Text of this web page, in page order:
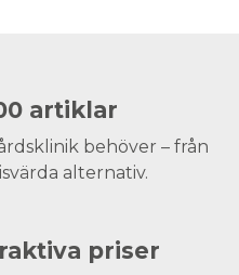
artiklar
behöver – från
alternativ.
priser